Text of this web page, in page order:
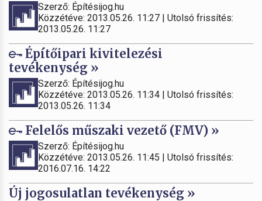
Szerző: Építésijog.hu
Közzétéve: 2013.05.26. 11:27 | Utolsó frissítés:
2013.05.26. 11:27
Építőipari kivitelezési
tevékenység »
Szerző: Építésijog.hu
Közzétéve: 2013.05.26. 11:34 | Utolsó frissítés:
2013.05.26. 11:34
Felelős műszaki vezető (FMV) »
Szerző: Építésijog.hu
Közzétéve: 2013.05.26. 11:45 | Utolsó frissítés:
2016.07.16. 14:22
Új jogosulatlan tevékenység »